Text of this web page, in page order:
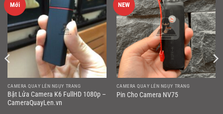
Mới
CAMERA QUAY LÉN NGỤY TRANG
Bật Lửa Camera K6 FullHD 1080p –
CameraQuayLen.vn
NEW
CAMERA QUAY LÉN NGỤY TRANG
Pin Cho Camera NV75